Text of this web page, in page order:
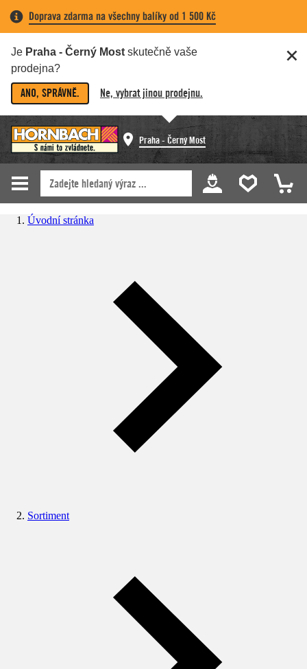
Doprava zdarma na všechny balíky od 1 500 Kč
Je Praha - Černý Most skutečně vaše
prodejna?
ANO, SPRÁVNĚ. Ne, vybrat jinou prodejnu.
Praha - Černý Most
Úvodní stránka
Sortiment